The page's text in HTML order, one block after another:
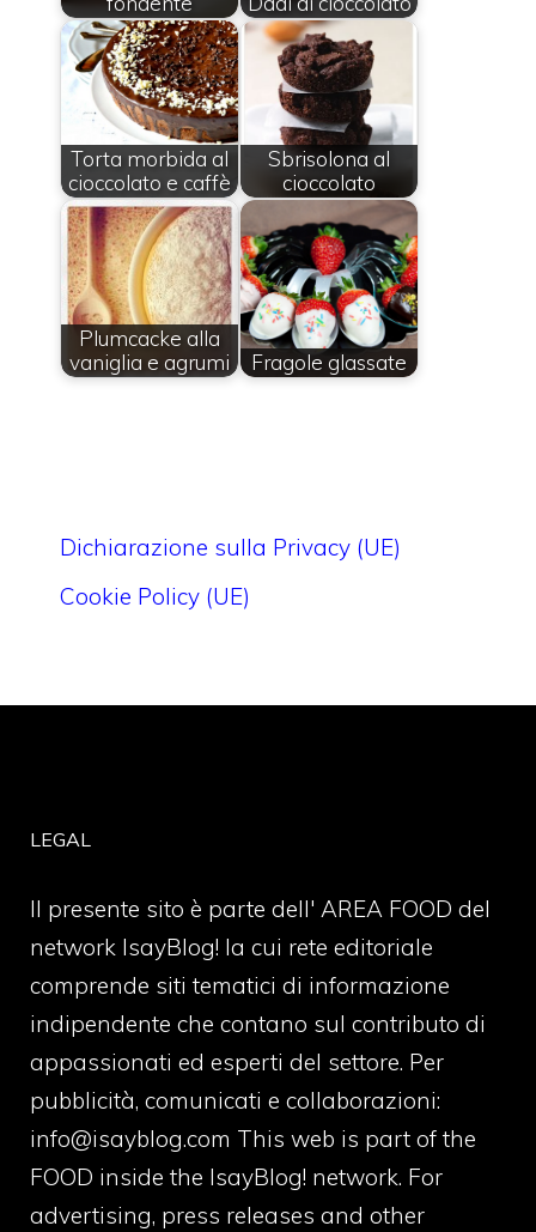
Torta morbida al
cioccolato e caffè
Sbrisolona al
cioccolato
Plumcacke alla
vaniglia e agrumi
Fragole glassate
Dichiarazione sulla Privacy (UE)
Cookie Policy (UE)
LEGAL
Il presente sito è parte dell' AREA FOOD del
network IsayBlog! la cui rete editoriale
comprende siti tematici di informazione
indipendente che contano sul contributo di
appassionati ed esperti del settore. Per
pubblicità, comunicati e collaborazioni:
info@isayblog.com This web is part of the
FOOD inside the IsayBlog! network. For
advertising, press releases and other